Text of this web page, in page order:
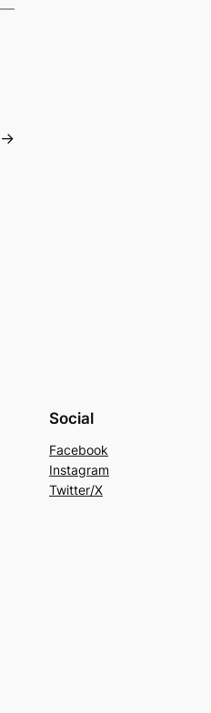
→
Social
Facebook
Instagram
Twitter/X